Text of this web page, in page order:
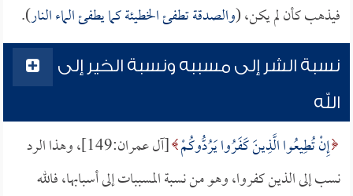
فيذهب كأن لم يكن، (والصدقة تطفئ الخطيئة كما يطفئ الماء النار).
نسبة الشر إلى مسببه ونسبة الخير إلى
الله
إِنْ تُطِيعُوا الَّذِينَ كَفَرُوا يَرُدُّوكُمْ
[آل عمران:149]، وهذا الرد
نسب إلى الذين كفروا، وهو من نسبة المسببات إلى أسبابها، فالله